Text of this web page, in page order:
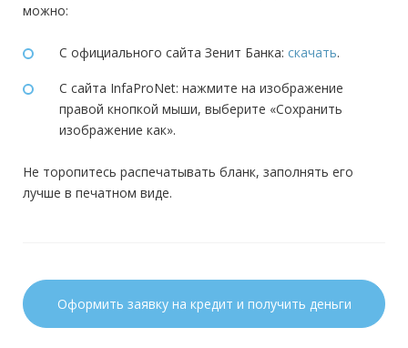
можно:
С официального сайта Зенит Банка: скачать.
С сайта InfaProNet: нажмите на изображение
правой кнопкой мыши, выберите «Сохранить
изображение как».
Не торопитесь распечатывать бланк, заполнять его
лучше в печатном виде.
Оформить заявку на кредит и получить деньги